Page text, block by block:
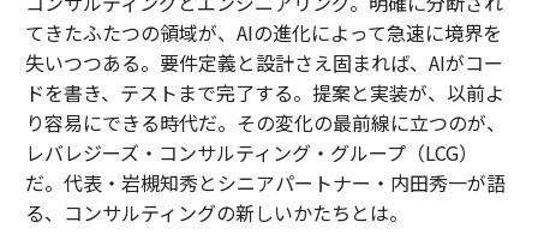
てきたふたつの領域が、AIの進化によって急速に境界を
失いつつある。要件定義と設計さえ固まれば、AIがコー
ドを書き、テストまで完了する。提案と実装が、以前よ
り容易にできる時代だ。その変化の最前線に立つのが、
レバレジーズ・コンサルティング・グループ（LCG）
だ。代表・岩槻知秀とシニアパートナー・内田秀一が語
る、コンサルティングの新しいかたちとは。